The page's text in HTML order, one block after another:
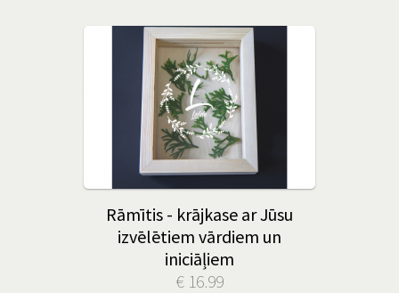
Rāmītis - krājkase ar Jūsu
izvēlētiem vārdiem un
iniciāļiem
€ 16.99